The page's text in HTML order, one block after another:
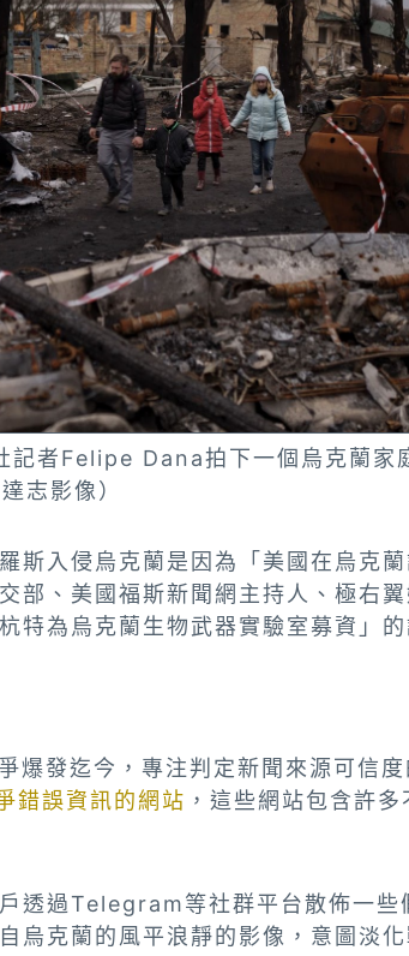
者Felipe Dana拍下一個烏克蘭家
志影像）
斯入侵烏克蘭是因為「美國在烏克
部、美國福斯新聞網主持人、極右
特為烏克蘭生物武器實驗室募資」的
爆發迄今，專注判定新聞來源可信
錯誤資訊的網站 ，這些網站包含許
透過Telegram等社群平台散佈一
烏克蘭的風平浪靜的影像，意圖淡化